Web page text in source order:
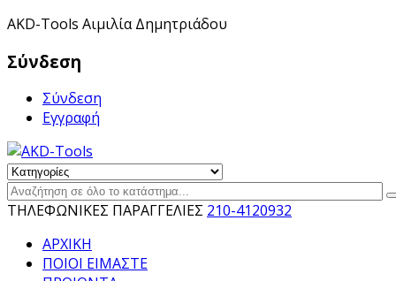
ΑKD-Tools Αιμιλία Δημητριάδου
Σύνδεση
Σύνδεση
Εγγραφή
ΤΗΛΕΦΩΝΙΚΕΣ ΠΑΡΑΓΓΕΛΙΕΣ 210-4120932
ΑΡΧΙΚΗ
ΠΟΙΟΙ ΕΙΜΑΣΤΕ